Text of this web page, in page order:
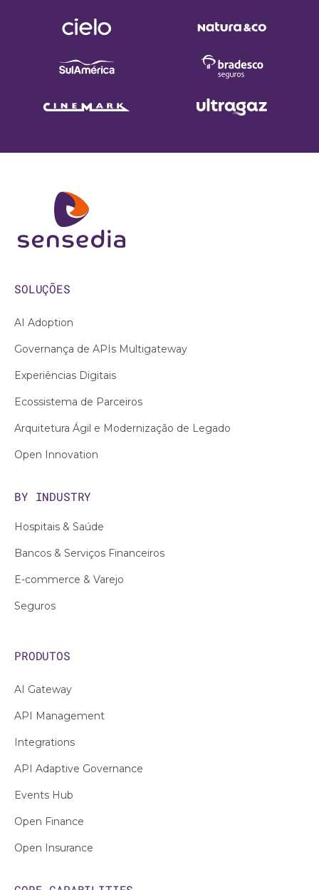
SOLUÇÕES
AI Adoption
Governança de APIs Multigateway
Experiências Digitais
Ecossistema de Parceiros
Arquitetura Ágil e Modernização de Legado
Open Innovation
BY INDUSTRY
Hospitais & Saúde
Bancos & Serviços Financeiros
E-commerce & Varejo
Seguros
PRODUTOS
AI Gateway
API Management
Integrations
API Adaptive Governance
Events Hub
Open Finance
Open Insurance